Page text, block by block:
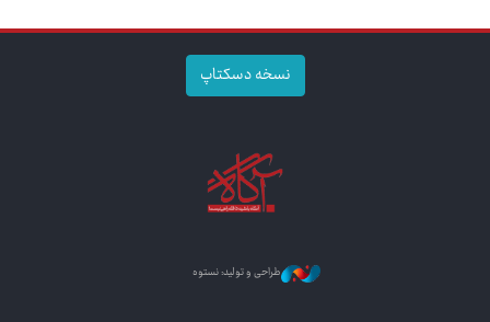
نسخه دسکتاپ
طراحی و تولید: نستوه